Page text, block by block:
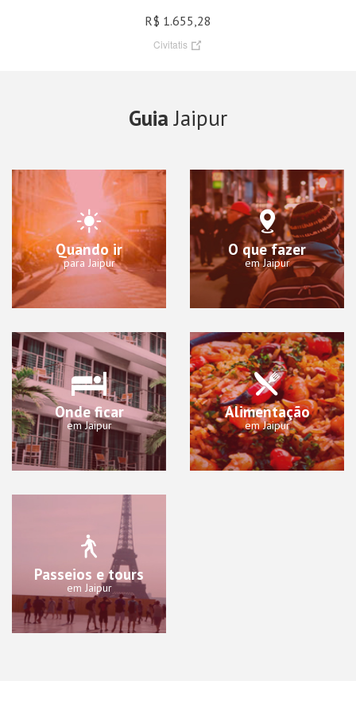
R$ 1.655,28
Civitatis
Guia Jaipur
Quando ir
para Jaipur
O que fazer
em Jaipur
Onde ficar
em Jaipur
Alimentação
em Jaipur
Passeios e tours
em Jaipur